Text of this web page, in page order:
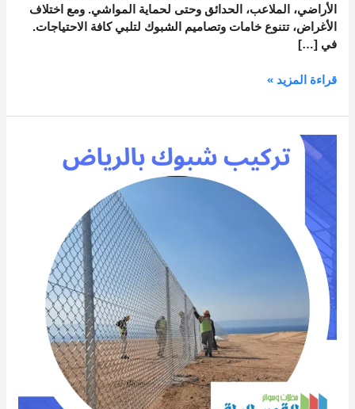
الأراضي، الملاعب، الحدائق وحتى لحماية المواشي. ومع اختلاف
الأغراض، تتنوع خامات وتصاميم الشبوك لتلبي كافة الاحتياجات.
في […]
قراءة المزيد »
تركيب
شبوك
القصر
الراقي